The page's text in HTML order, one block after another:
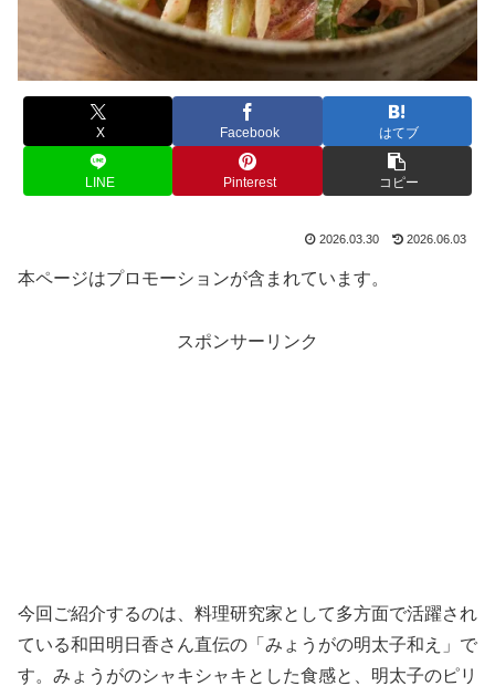
X Facebook はてブ
LINE Pinterest コピー
2026.03.30 2026.06.03
本ページはプロモーションが含まれています。
スポンサーリンク
今回ご紹介するのは、料理研究家として多方面で活躍され
ている和田明日香さん直伝の「みょうがの明太子和え」で
す。みょうがのシャキシャキとした食感と、明太子のピリ